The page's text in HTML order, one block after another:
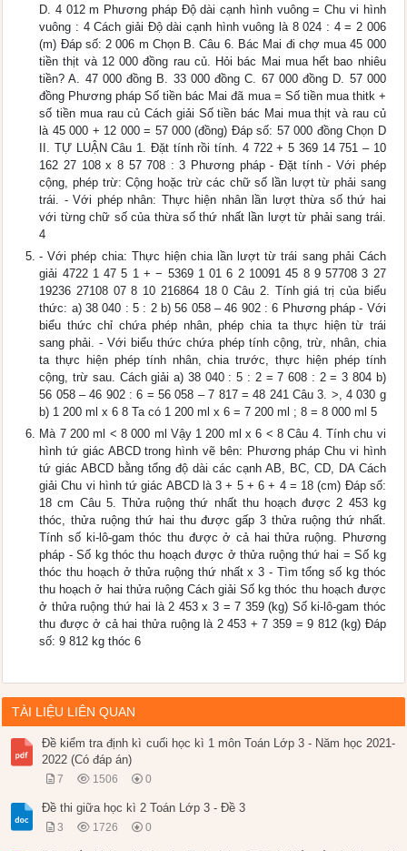
D. 4 012 m Phương pháp Độ dài cạnh hình vuông = Chu vi hình
vuông : 4 Cách giải Độ dài cạnh hình vuông là 8 024 : 4 = 2 006
(m) Đáp số: 2 006 m Chọn B. Câu 6. Bác Mai đi chợ mua 45 000
tiền thịt và 12 000 đồng rau củ. Hỏi bác Mai mua hết bao nhiêu
tiền? A. 47 000 đồng B. 33 000 đồng C. 67 000 đồng D. 57 000
đồng Phương pháp Số tiền bác Mai đã mua = Số tiền mua thitk +
số tiền mua rau củ Cách giải Số tiền bác Mai mua thịt và rau củ
là 45 000 + 12 000 = 57 000 (đồng) Đáp số: 57 000 đồng Chọn D
II. TỰ LUẬN Câu 1. Đặt tính rồi tính. 4 722 + 5 369 14 751 – 10
162 27 108 x 8 57 708 : 3 Phương pháp - Đặt tính - Với phép
cộng, phép trừ: Cộng hoặc trừ các chữ số lần lượt từ phải sang
trái. - Với phép nhân: Thực hiện nhân lần lượt thừa số thứ hai
với từng chữ số của thừa số thứ nhất lần lượt từ phải sang trái.
4
- Với phép chia: Thực hiện chia lần lượt từ trái sang phải Cách
giải 4722 1 47 5 1 + − 5369 1 01 6 2 10091 45 8 9 57708 3 27
19236 27108 07 8 10 216864 18 0 Câu 2. Tính giá trị của biểu
thức: a) 38 040 : 5 : 2 b) 56 058 – 46 902 : 6 Phương pháp - Với
biểu thức chỉ chứa phép nhân, phép chia ta thực hiện từ trái
sang phải. - Với biểu thức chứa phép tính cộng, trừ, nhân, chia
ta thực hiện phép tính nhân, chia trước, thực hiện phép tính
cộng, trừ sau. Cách giải a) 38 040 : 5 : 2 = 7 608 : 2 = 3 804 b)
56 058 – 46 902 : 6 = 56 058 – 7 817 = 48 241 Câu 3. >, 4 030 g
b) 1 200 ml x 6 8 Ta có 1 200 ml x 6 = 7 200 ml ; 8 = 8 000 ml 5
Mà 7 200 ml < 8 000 ml Vậy 1 200 ml x 6 < 8 Câu 4. Tính chu vi
hình tứ giác ABCD trong hình vẽ bên: Phương pháp Chu vi hình
tứ giác ABCD bằng tổng độ dài các cạnh AB, BC, CD, DA Cách
giải Chu vi hình tứ giác ABCD là 3 + 5 + 6 + 4 = 18 (cm) Đáp số:
18 cm Câu 5. Thửa ruộng thứ nhất thu hoạch được 2 453 kg
thóc, thửa ruộng thứ hai thu được gấp 3 thửa ruộng thứ nhất.
Tính số ki-lô-gam thóc thu được ở cả hai thửa ruộng. Phương
pháp - Số kg thóc thu hoạch được ở thửa ruộng thứ hai = Số kg
thóc thu hoạch ở thửa ruộng thứ nhất x 3 - Tìm tổng số kg thóc
thu hoạch ở hai thửa ruộng Cách giải Số kg thóc thu hoạch được
ở thửa ruộng thứ hai là 2 453 x 3 = 7 359 (kg) Số ki-lô-gam thóc
thu được ở cả hai thửa ruộng là 2 453 + 7 359 = 9 812 (kg) Đáp
số: 9 812 kg thóc 6
TÀI LIỆU LIÊN QUAN
Đề kiểm tra định kì cuối học kì 1 môn Toán Lớp 3 - Năm học 2021-
2022 (Có đáp án)
7 1506 0
Đề thi giữa học kì 2 Toán Lớp 3 - Đề 3
3 1726 0